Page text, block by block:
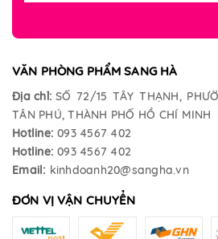
VĂN PHÒNG PHẨM SANG HÀ
Địa chỉ: SỐ 72/15 TÂY THẠNH,
TÂN PHÚ, THÀNH PHỐ HỒ CHÍ MINH
Hotline: 093 4567 402
Hotline: 093 4567 402
Email: kinhdoanh20@sangha.vn
ĐƠN VỊ VẬN CHUYỂN